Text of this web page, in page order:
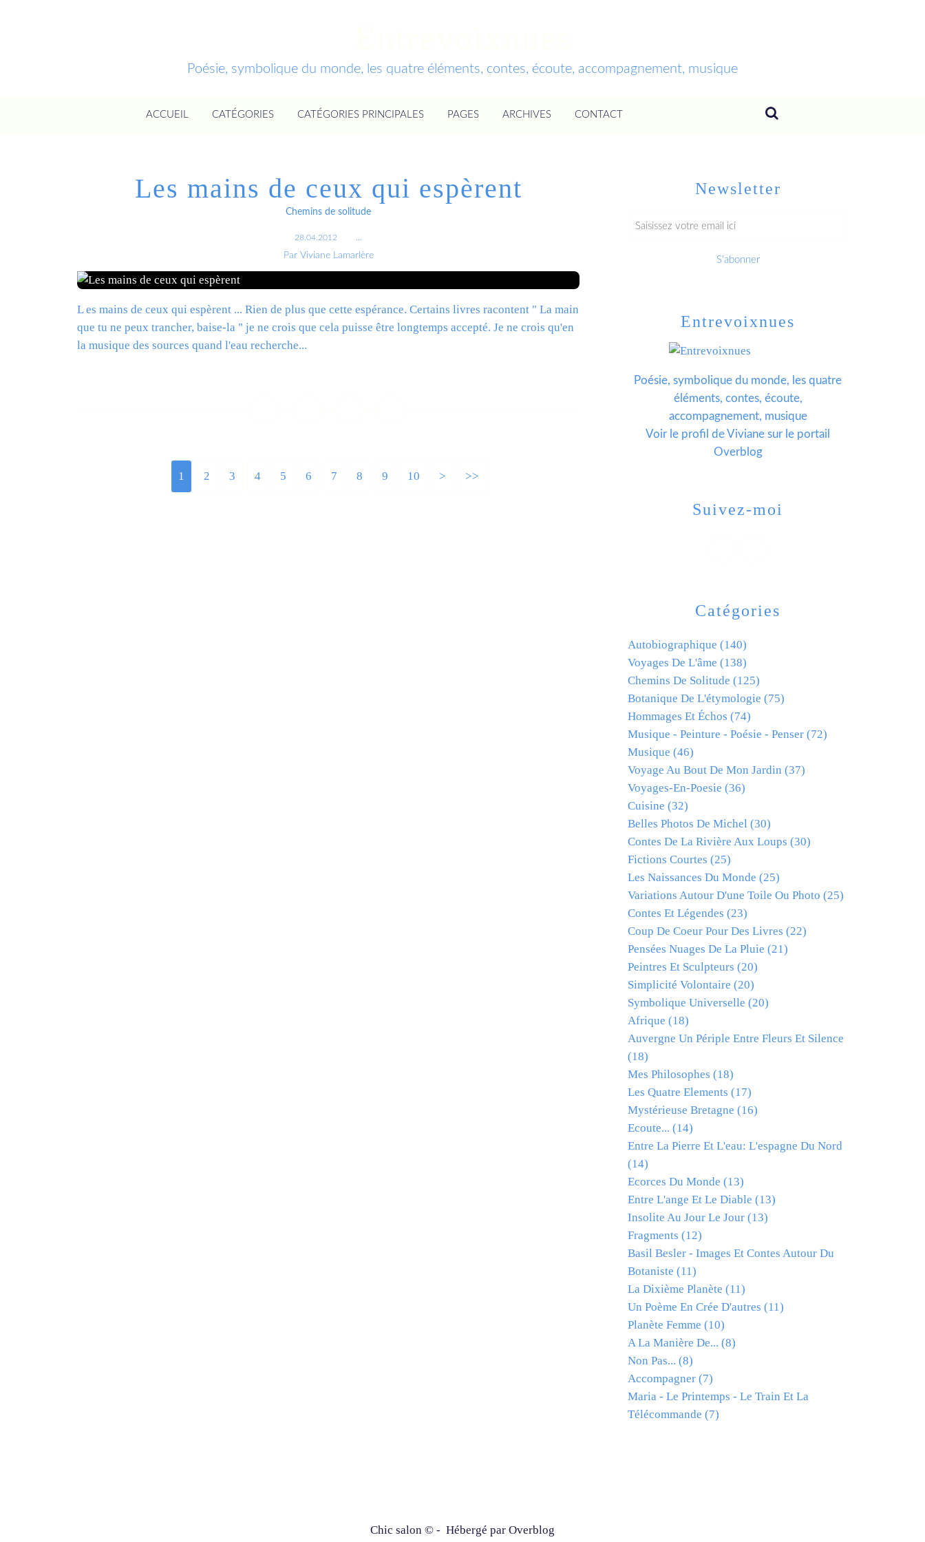
Poésie, symbolique du monde, les quatre éléments, contes, écoute, accompagnement, musique
ACCUEIL CATÉGORIES CATÉGORIES PRINCIPALES PAGES ARCHIVES CONTACT
Les mains de ceux qui espèrent
Chemins de solitude
28.04.2012
Par Viviane Lamarlère
L es mains de ceux qui espèrent ... Rien de plus que cette espérance. Certains livres racontent " La main
que tu ne peux trancher, baise-la " je ne crois que cela puisse être longtemps accepté. Je ne crois qu'en
la musique des sources quand l'eau recherche...
1 2 3 4 5 6 7 8 9 10 20
> >>
Newsletter
Catégories
Autobiographique (140)
Voyages De L'âme (138)
Chemins De Solitude (125)
Botanique De L'étymologie (75)
Hommages Et Échos (74)
Musique - Peinture - Poésie - Penser (72)
Musique (46)
Voyage Au Bout De Mon Jardin (37)
Voyages-En-Poesie (36)
Cuisine (32)
Belles Photos De Michel (30)
Contes De La Rivière Aux Loups (30)
Fictions Courtes (25)
Les Naissances Du Monde (25)
Variations Autour D'une Toile Ou Photo (25)
Contes Et Légendes (23)
Coup De Coeur Pour Des Livres (22)
Pensées Nuages De La Pluie (21)
Peintres Et Sculpteurs (20)
Simplicité Volontaire (20)
Symbolique Universelle (20)
Afrique (18)
Auvergne Un Périple Entre Fleurs Et Silence
(18)
Mes Philosophes (18)
Les Quatre Elements (17)
Mystérieuse Bretagne (16)
Ecoute... (14)
Entre La Pierre Et L'eau: L'espagne Du Nord
(14)
Ecorces Du Monde (13)
Entre L'ange Et Le Diable (13)
Insolite Au Jour Le Jour (13)
Fragments (12)
Basil Besler - Images Et Contes Autour Du
Botaniste (11)
La Dixième Planète (11)
Un Poème En Crée D'autres (11)
Planète Femme (10)
A La Manière De... (8)
Non Pas... (8)
Accompagner (7)
Maria - Le Printemps - Le Train Et La
Télécommande (7)
Entrevoixnues
Poésie, symbolique du monde, les quatre
éléments, contes, écoute,
accompagnement, musique
Voir le profil deViviane sur le portail
Overblog
Suivez-moi
Chic salon © - Hébergé par Overblog